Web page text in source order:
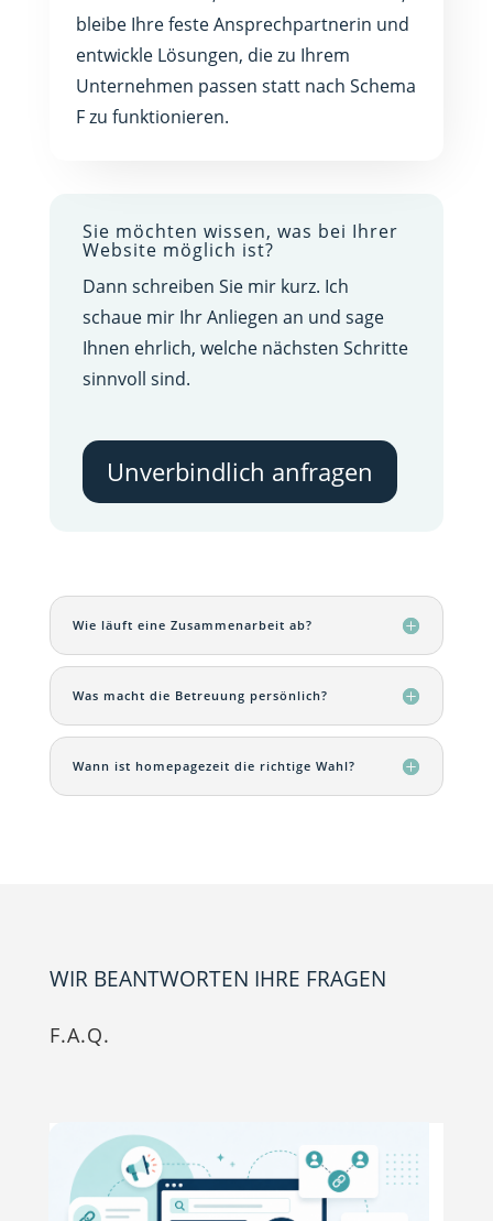
bleibe Ihre feste Ansprechpartnerin und
entwickle Lösungen, die zu Ihrem
Unternehmen passen statt nach Schema
F zu funktionieren.
Sie möchten wissen, was bei Ihrer
Website möglich ist?
Dann schreiben Sie mir kurz. Ich
schaue mir Ihr Anliegen an und sage
Ihnen ehrlich, welche nächsten Schritte
sinnvoll sind.
Unverbindlich anfragen
Wie läuft eine Zusammenarbeit ab?
Was macht die Betreuung persönlich?
Wann ist homepagezeit die richtige Wahl?
WIR BEANTWORTEN IHRE FRAGEN
F.A.Q.